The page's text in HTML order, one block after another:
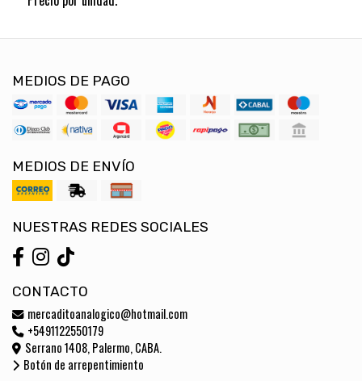
MEDIOS DE PAGO
MEDIOS DE ENVÍO
NUESTRAS REDES SOCIALES
CONTACTO
mercaditoanalogico@hotmail.com
+5491122550179
Serrano 1408, Palermo, CABA.
Botón de arrepentimiento